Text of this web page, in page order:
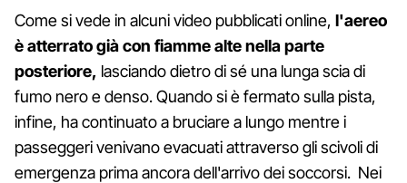
Come si vede in alcuni video pubblicati online, l'aereo
è atterrato già con fiamme alte nella parte
posteriore, lasciando dietro di sé una lunga scia di
fumo nero e denso. Quando si è fermato sulla pista,
infine, ha continuato a bruciare a lungo mentre i
passeggeri venivano evacuati attraverso gli scivoli di
emergenza prima ancora dell'arrivo dei soccorsi. Nei